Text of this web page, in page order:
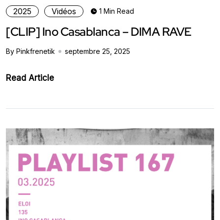
2025 Vidéos 1 Min Read
[CLIP] Ino Casablanca – DIMA RAVE
By Pinkfrenetik septembre 25, 2025
Read Article